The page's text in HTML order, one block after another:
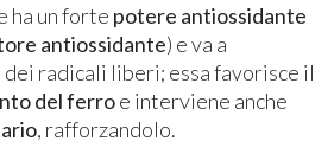
ha un forte potere antiossidante
antiossidante) e va a
dei radicali liberi; essa favorisce il
del ferroe interviene anche
, rafforzandolo.